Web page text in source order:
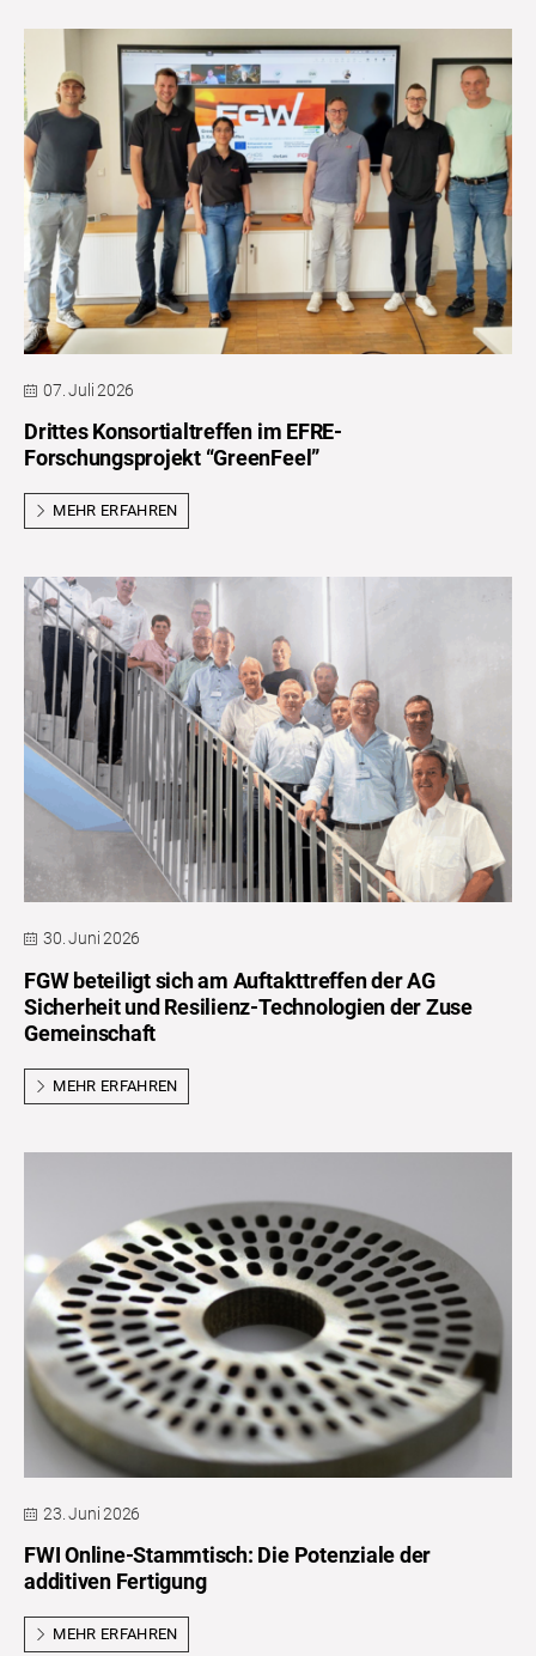
07. Juli 2026
Drittes Konsortialtreffen im EFRE-
Forschungsprojekt “GreenFeel”
MEHR ERFAHREN
30. Juni 2026
FGW beteiligt sich am Auftakttreffen der AG
Sicherheit und Resilienz-Technologien der Zuse
Gemeinschaft
MEHR ERFAHREN
23. Juni 2026
FWI Online-Stammtisch: Die Potenziale der
additiven Fertigung
MEHR ERFAHREN